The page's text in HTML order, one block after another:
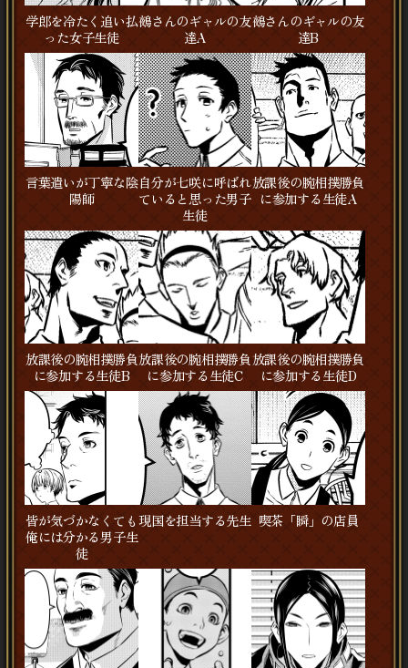
学郎を冷たく追い払
った女子生徒
鵺さんのギャルの友
達A
鵺さんのギャルの友
達B
言葉遣いが丁寧な陰
陽師
自分が七咲に呼ばれ
ていると思った男子
生徒
放課後の腕相撲勝負
に参加する生徒A
放課後の腕相撲勝負
に参加する生徒B
放課後の腕相撲勝負
に参加する生徒C
放課後の腕相撲勝負
に参加する生徒D
皆が気づかなくても
俺には分かる男子生
徒
現国を担当する先生 喫茶「瞬」の店員